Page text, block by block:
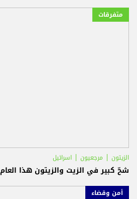
متفرقات
الزيتون مرجعيون اسرائيل
شحّ كبير في الزيت والزيتون هذا العام
أمن وقضاء